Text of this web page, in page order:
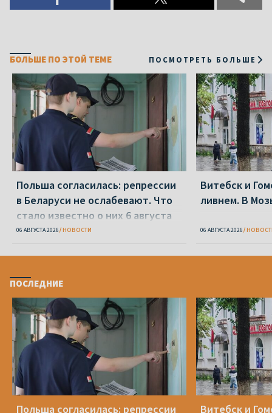
БОЛЬШЕ ПО ЭТОЙ ТЕМЕ ПОСМОТРЕТЬ БОЛЬШЕ
Польша согласилась: репрессии
в Беларуси не ослабевают. Что
стало известно о них 6 августа
06 АВГУСТА 2026 НОВОСТИ
Витебск и
ливнем. В
06 АВГУСТА 2026
ПОСЛЕДНИЕ
Польша согласилась: репрессии
Витебск и